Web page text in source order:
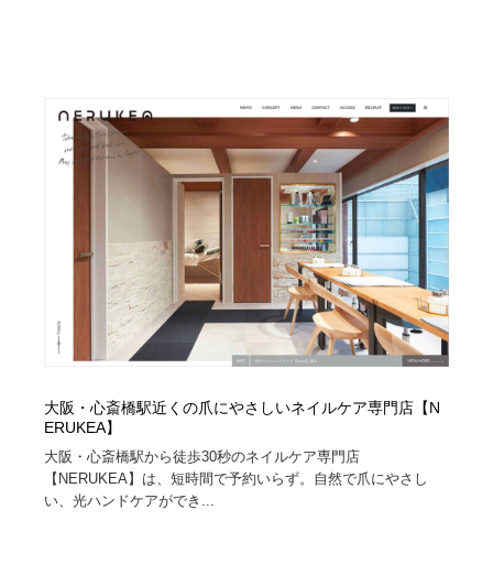
大阪・心斎橋駅近くの爪にやさしいネイルケア専門店【N
ERUKEA】
大阪・心斎橋駅から徒歩30秒のネイルケア専門店
【NERUKEA】は、短時間で予約いらず。自然で爪にやさし
い、光ハンドケアができ...